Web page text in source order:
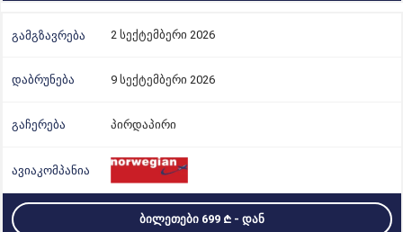
2 სექტემბერი 2026
9 სექტემბერი 2026
პირდაპირი
ᲑᲘᲚᲔᲗᲔᲑᲘ 699 - ᲓᲐᲜ